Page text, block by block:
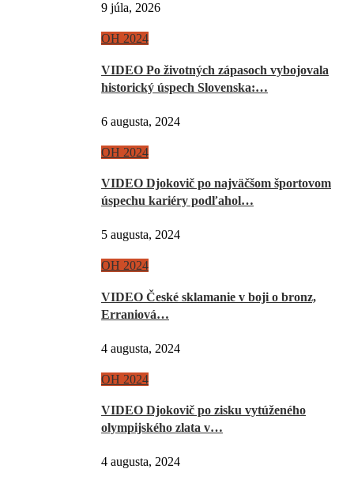
9 júla, 2026
OH 2024
VIDEO Po životných zápasoch vybojovala
historický úspech Slovenska:…
6 augusta, 2024
OH 2024
VIDEO Djokovič po najväčšom športovom
úspechu kariéry podľahol…
5 augusta, 2024
OH 2024
VIDEO České sklamanie v boji o bronz,
Erraniová…
4 augusta, 2024
OH 2024
VIDEO Djokovič po zisku vytúženého
olympijského zlata v…
4 augusta, 2024